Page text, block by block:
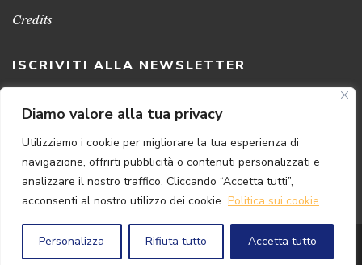
Diamo valore alla tua privacy
Utilizziamo i cookie per migliorare la tua esperienza di
navigazione, offrirti pubblicità o contenuti personalizzati e
analizzare il nostro traffico. Cliccando “Accetta tutti”,
acconsenti al nostro utilizzo dei cookie. Politica sui cookie
Personalizza Rifiuta tutto Accetta tutto
Credits
ISCRIVITI ALLA NEWSLETTER
Clicca sul pulsante per ricevere le nostre ultime novità,
ISCRIVITI ADESSO
© 2024 FlorenceArtEdizioni | P.IVA 04813630482
Powered by{SP} Digital & Consulting